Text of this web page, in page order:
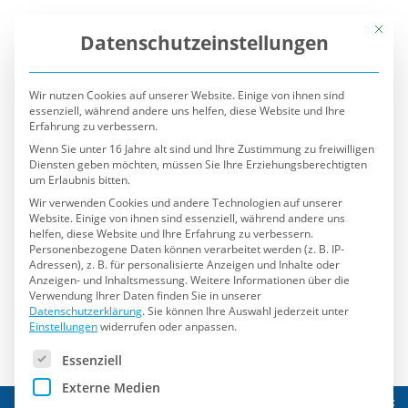
Mit
Datenschutzeinstellungen
Wir nutzen Cookies auf unserer Website. Einige von ihnen sind
essenziell, während andere uns helfen, diese Website und Ihre
Erfahrung zu verbessern.
Wenn Sie unter 16 Jahre alt sind und Ihre Zustimmung zu freiwilligen
Diensten geben möchten, müssen Sie Ihre Erziehungsberechtigten
um Erlaubnis bitten.
Wir verwenden Cookies und andere Technologien auf unserer
Website. Einige von ihnen sind essenziell, während andere uns
helfen, diese Website und Ihre Erfahrung zu verbessern.
Personenbezogene Daten können verarbeitet werden (z. B. IP-
Adressen), z. B. für personalisierte Anzeigen und Inhalte oder
Anzeigen- und Inhaltsmessung.Weitere Informationen über die
Verwendung Ihrer Daten finden Sie in unserer
Datenschutzerklärung.Sie können Ihre Auswahl jederzeit unter
Einstellungenwiderrufen oder anpassen.
Es folgt eine Liste der Service-Gruppen, für die eine
Essenziell
Externe Medien